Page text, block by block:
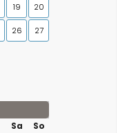
19 20
26 27
Sa
So